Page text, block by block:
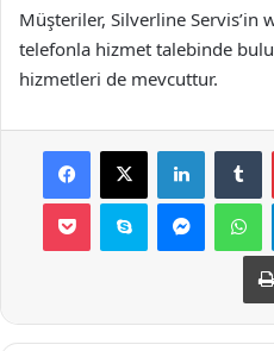
Müşteriler, Silverline Servis’in
telefonla hizmet talebinde
hizmetleri de mevcuttur.
Facebook
X LinkedIn
Pocket Skype